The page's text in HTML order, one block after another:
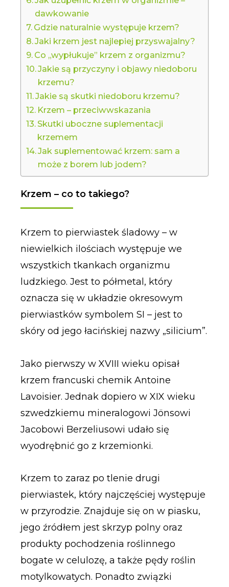
dawkowanie
Gdzie naturalnie występuje krzem?
Jaki krzem jest najlepiej przyswajalny?
Co „wypłukuje” krzem z organizmu?
Jakie są przyczyny i objawy niedoboru
krzemu?
Jakie są skutki niedoboru krzemu?
Krzem – przeciwwskazania
Skutki uboczne suplementacji
krzemem
Jak suplementować krzem: sam a
może z borem lub jodem?
Krzem – co to takiego?
Krzem to pierwiastek śladowy – w
niewielkich ilościach występuje we
wszystkich tkankach organizmu
ludzkiego. Jest to półmetal, który
oznacza się w układzie okresowym
pierwiastków symbolem SI – jest to
skóry od jego łacińskiej nazwy „silicium”.
Jako pierwszy w XVIII wieku opisał
krzem francuski chemik Antoine
Lavoisier. Jednak dopiero w XIX wieku
szwedzkiemu mineralogowi Jönsowi
Jacobowi Berzeliusowi udało się
wyodrębnić go z krzemionki.
Krzem to zaraz po tlenie drugi
pierwiastek, który najczęściej występuje
w przyrodzie. Znajduje się on w piasku,
jego źródłem jest skrzyp polny oraz
produkty pochodzenia roślinnego
bogate w celulozę, a także pędy roślin
motylkowatych. Ponadto związki